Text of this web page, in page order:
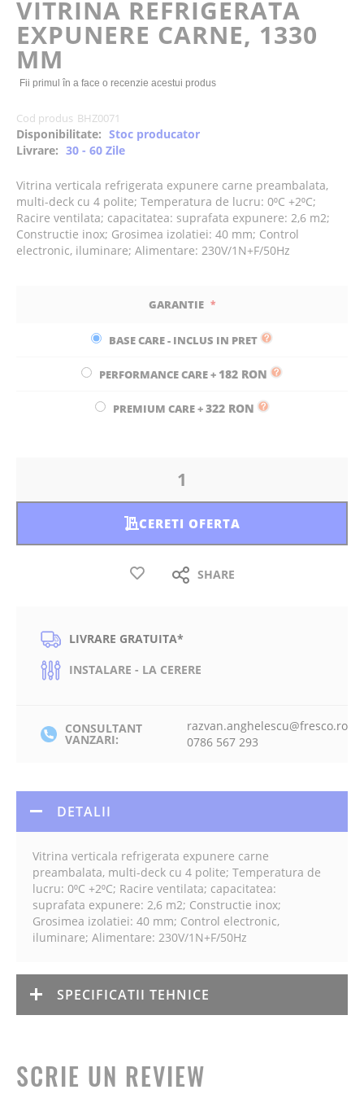
the
images
gallery
VITRINA REFRIGERATA
EXPUNERE CARNE, 1330
MM
Fii primul în a face o recenzie acestui produs
Cod produs BHZ0071
Disponibilitate: Stoc producator
Livrare: 30 - 60 Zile
Vitrina verticala refrigerata expunere carne preambalata,
multi-deck cu 4 polite; Temperatura de lucru: 0⁰C +2⁰C;
Racire ventilata; capacitatea: suprafata expunere: 2,6 m2;
Constructie inox; Grosimea izolatiei: 40 mm; Control
electronic, iluminare; Alimentare: 230V/1N+F/50Hz
GARANTIE
BASE CARE - INCLUS IN PRET
PERFORMANCE CARE+ 182 RON
PREMIUM CARE+322 RON
CERETI OFERTA
SHARE
LIVRARE GRATUITA*
INSTALARE - LA CERERE
CONSULTANT
VANZARI:
razvan.anghelescu@fresco.ro
0786 567 293
DETALII
Vitrina verticala refrigerata expunere carne
preambalata, multi-deck cu 4 polite; Temperatura de
lucru: 0⁰C +2⁰C; Racire ventilata; capacitatea:
suprafata expunere: 2,6 m2; Constructie inox;
Grosimea izolatiei: 40 mm; Control electronic,
iluminare; Alimentare: 230V/1N+F/50Hz
SPECIFICATII TEHNICE
SCRIE UN REVIEW